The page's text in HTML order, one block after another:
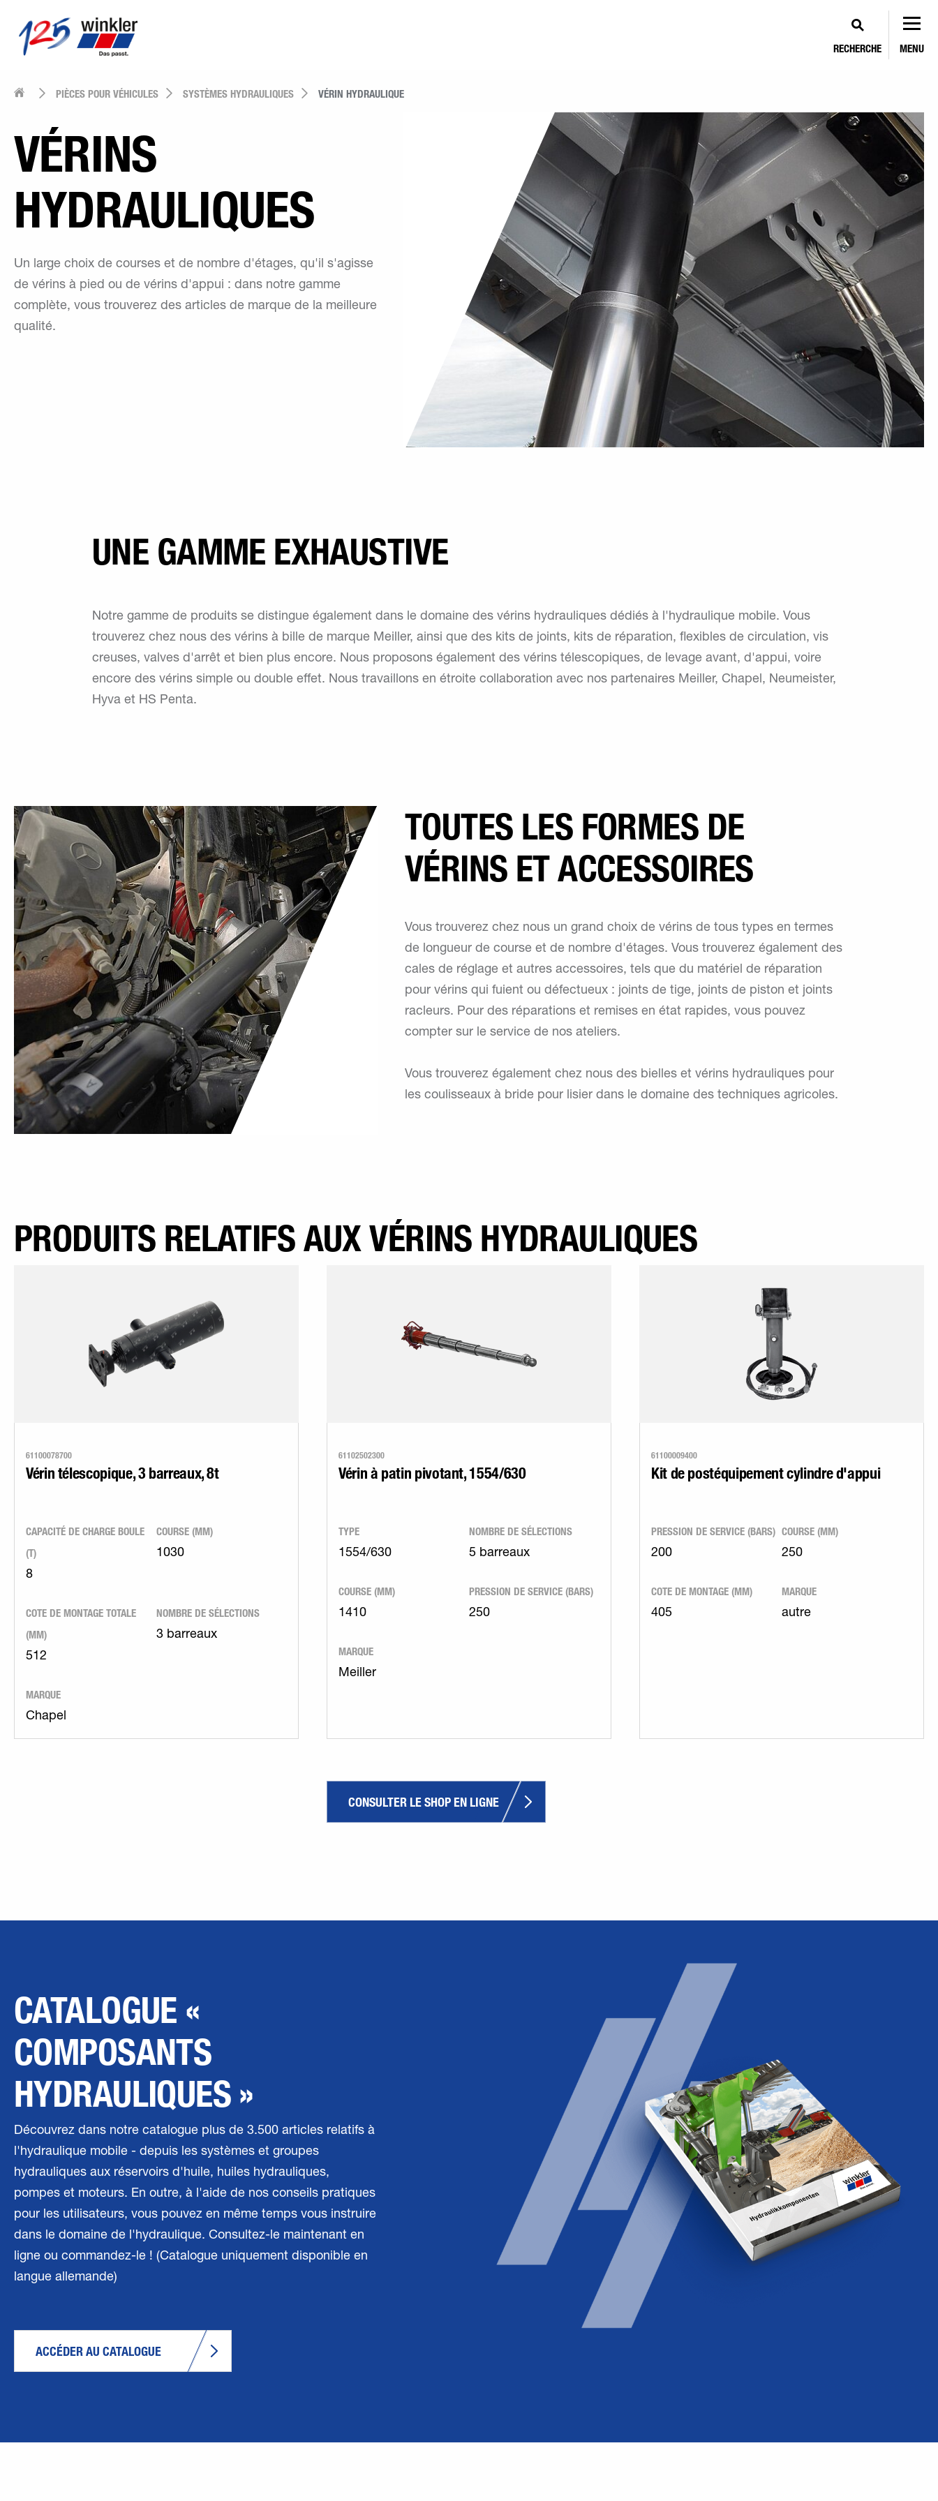
RECHERCHE MENU
PIÈCES POUR VÉHICULES SYSTÈMES HYDRAULIQUES VÉRIN HYDRAULIQUE
VÉRINS
HYDRAULIQUES
Un large choix de courses et de nombre d'étages, qu'il s'agisse
de vérins à pied ou de vérins d'appui : dans notre gamme
complète, vous trouverez des articles de marque de la meilleure
qualité.
UNE GAMME EXHAUSTIVE
Notre gamme de produits se distingue également dans le domaine des vérins hydrauliques dédiés à l'hydraulique mobile. Vous
trouverez chez nous des vérins à bille de marque Meiller, ainsi que des kits de joints, kits de réparation, flexibles de circulation, vis
creuses, valves d'arrêt et bien plus encore. Nous proposons également des vérins télescopiques, de levage avant, d'appui, voire
encore des vérins simple ou double effet. Nous travaillons en étroite collaboration avec nos partenaires Meiller, Chapel, Neumeister,
Hyva et HS Penta.
TOUTES LES FORMES DE
VÉRINS ET ACCESSOIRES
Vous trouverez chez nous un grand choix de vérins de tous types en termes
de longueur de course et de nombre d'étages. Vous trouverez également des
cales de réglage et autres accessoires, tels que du matériel de réparation
pour vérins qui fuient ou défectueux : joints de tige, joints de piston et joints
racleurs. Pour des réparations et remises en état rapides, vous pouvez
compter sur le service de nos ateliers.
Vous trouverez également chez nous des bielles et vérins hydrauliques pour
les coulisseaux à bride pour lisier dans le domaine des techniques agricoles.
PRODUITS RELATIFS AUX VÉRINS HYDRAULIQUES
61100078700
Vérin télescopique, 3 barreaux, 8t
CAPACITÉ DE CHARGE BOULE
(T)
8
COURSE (MM)
1030
COTE DE MONTAGE TOTALE
(MM)
512
NOMBRE DE SÉLECTIONS
3 barreaux
MARQUE
Chapel
61102502300
Vérin à patin pivotant, 1554/630
TYPE
1554/630
NOMBRE DE SÉLECTIONS
5 barreaux
COURSE (MM)
1410
PRESSION DE SERVICE (BARS)
250
MARQUE
Meiller
61100009400
Kit de postéquipement cylindre d'appui
PRESSION DE SERVICE (BARS)
200
COURSE (MM)
250
COTE DE MONTAGE (MM)
405
MARQUE
autre
CONSULTER LE SHOP EN LIGNE
CATALOGUE «
COMPOSANTS
HYDRAULIQUES »
Découvrez dans notre catalogue plus de 3.500 articles relatifs à
l'hydraulique mobile - depuis les systèmes et groupes
hydrauliques aux réservoirs d'huile, huiles hydrauliques,
pompes et moteurs. En outre, à l'aide de nos conseils pratiques
pour les utilisateurs, vous pouvez en même temps vous instruire
dans le domaine de l'hydraulique. Consultez-le maintenant en
ligne ou commandez-le ! (Catalogue uniquement disponible en
langue allemande)
ACCÉDER AU CATALOGUE